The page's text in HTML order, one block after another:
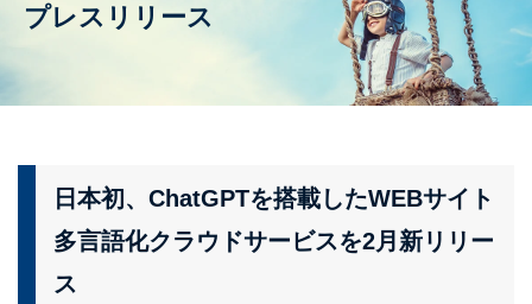
プレスリリース
日本初、ChatGPTを搭載したWEBサイト
多言語化クラウドサービスを2月新リリー
ス